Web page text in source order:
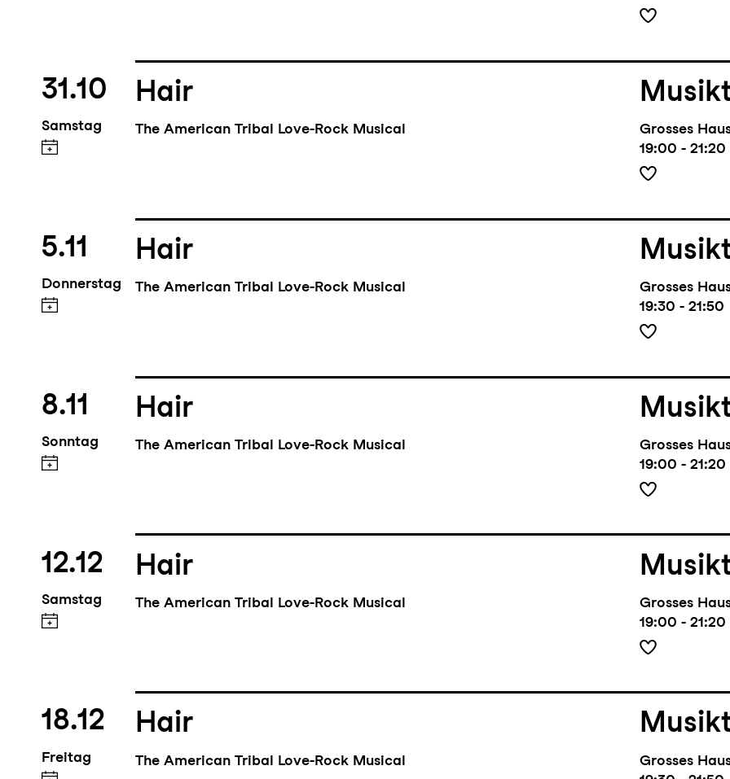
31.10
Samstag
Hair
The American Tribal Love-Rock Musical
Grosses
19:00 - 21:20
5.11
Donnerstag
Hair
The American Tribal Love-Rock Musical
Grosses
19:30 - 21:50
8.11
Sonntag
Hair
The American Tribal Love-Rock Musical
Grosses
19:00 - 21:20
12.12
Samstag
Hair
The American Tribal Love-Rock Musical
Grosses
19:00 - 21:20
18.12
Freitag
Hair
The American Tribal Love-Rock Musical
Grosses